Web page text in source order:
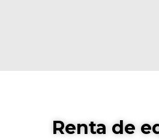
Renta de